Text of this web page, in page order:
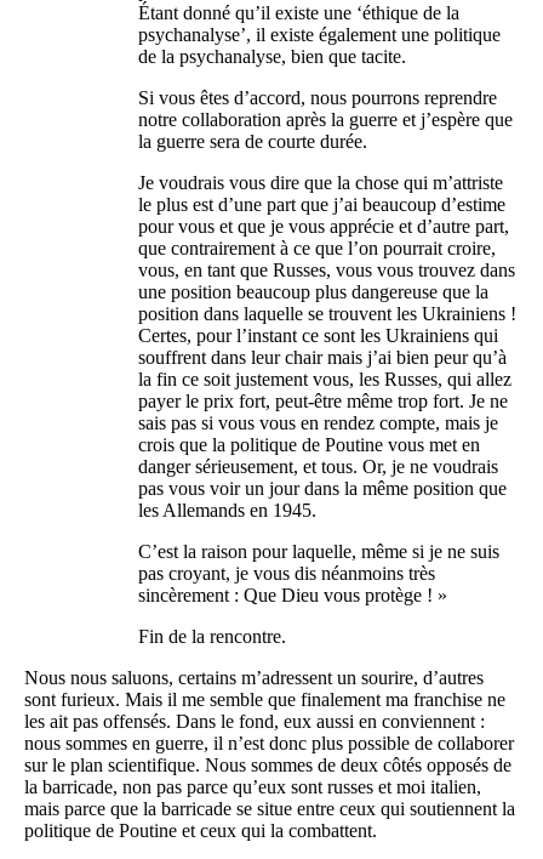
Étant donné qu’il existe une ‘éthique de la
psychanalyse’, il existe également une politique
de la psychanalyse, bien que tacite.
Si vous êtes d’accord, nous pourrons reprendre
notre collaboration après la guerre et j’espère que
la guerre sera de courte durée.
Je voudrais vous dire que la chose qui m’attriste
le plus est d’une part que j’ai beaucoup d’estime
pour vous et que je vous apprécie et d’autre part,
que contrairement à ce que l’on pourrait croire,
vous, en tant que Russes, vous vous trouvez dans
une position beaucoup plus dangereuse que la
position dans laquelle se trouvent les Ukrainiens !
Certes, pour l’instant ce sont les Ukrainiens qui
souffrent dans leur chair mais j’ai bien peur qu’à
la fin ce soit justement vous, les Russes, qui allez
payer le prix fort, peut-être même trop fort. Je ne
sais pas si vous vous en rendez compte, mais je
crois que la politique de Poutine vous met en
danger sérieusement, et tous. Or, je ne voudrais
pas vous voir un jour dans la même position que
les Allemands en 1945.
C’est la raison pour laquelle, même si je ne suis
pas croyant, je vous dis néanmoins très
sincèrement : Que Dieu vous protège ! »
Fin de la rencontre.
Nous nous saluons, certains m’adressent un sourire, d’autres
sont furieux. Mais il me semble que finalement ma franchise ne
les ait pas offensés. Dans le fond, eux aussi en conviennent :
nous sommes en guerre, il n’est donc plus possible de collaborer
sur le plan scientifique. Nous sommes de deux côtés opposés de
la barricade, non pas parce qu’eux sont russes et moi italien,
mais parce que la barricade se situe entre ceux qui soutiennent la
politique de Poutine et ceux qui la combattent.